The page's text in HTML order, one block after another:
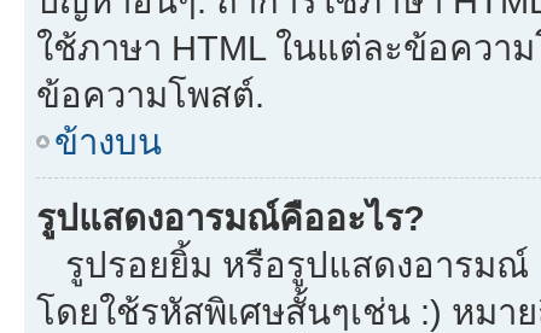
ใช้ภาษา HTML ในแต่ละข้อคว
ข้อความโพสต์.
ข้างบน
รูปแสดงอารมณ์คืออะไร?
รูปรอยยิ้ม หรือรูปแสดงอารมณ์
โดยใช้รหัสพิเศษสั้นๆเช่น :) หมา